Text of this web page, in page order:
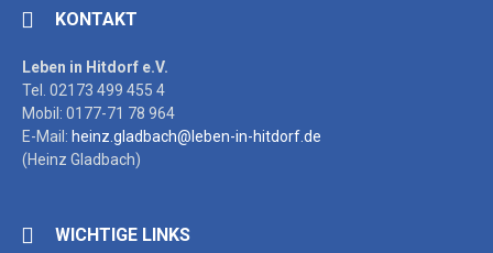
KONTAKT
Leben in Hitdorf e.V.
Tel. 02173 499 455 4
Mobil: 0177-71 78 964
E-Mail: heinz.gladbach@leben-in-hitdorf.de
(Heinz Gladbach)
WICHTIGE LINKS